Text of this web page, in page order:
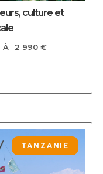
culture et
À 2 990 €
TANZANIE